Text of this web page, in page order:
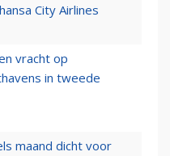
City Airlines
vracht op
in tweede
maand dicht voor